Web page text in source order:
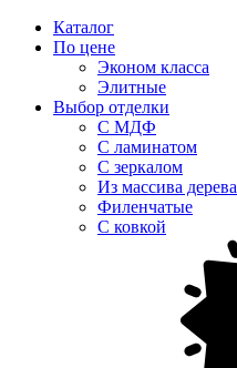
Каталог
По цене
Эконом класса
Элитные
Выбор отделки
С МДФ
С ламинатом
С зеркалом
Из массива дерева
Филенчатые
С ковкой